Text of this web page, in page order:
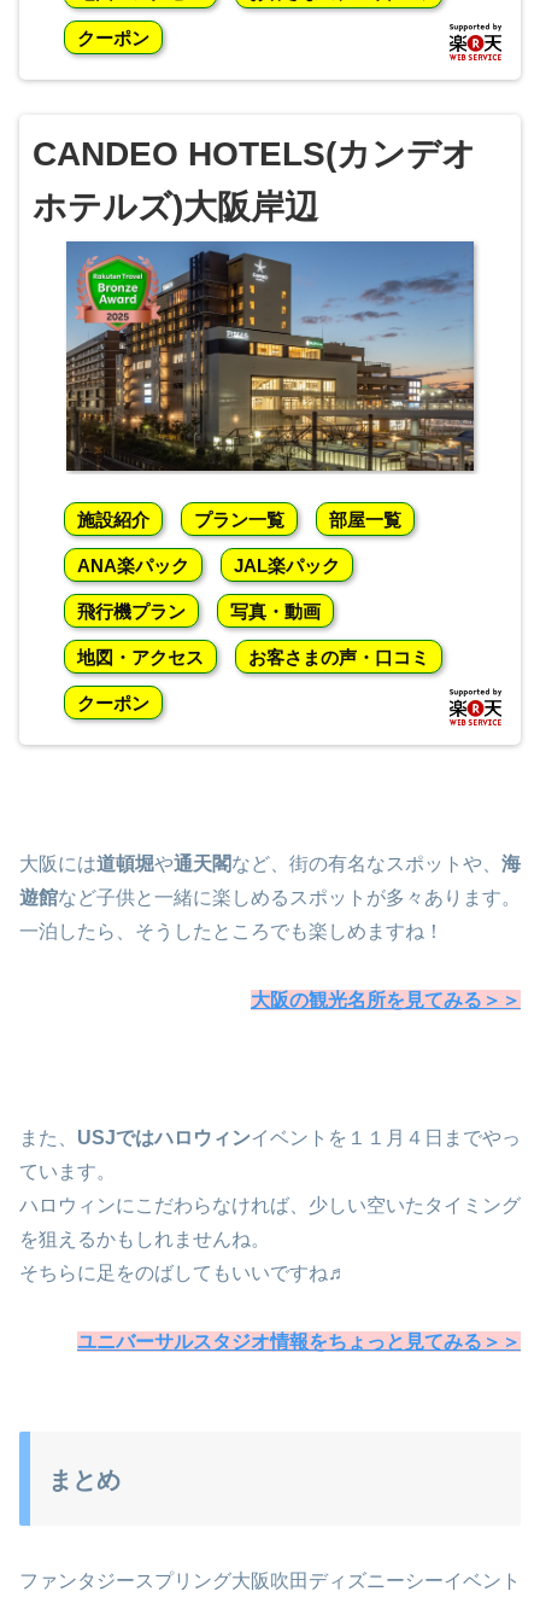
クーポン
CANDEO HOTELS(カンデオ
ホテルズ)大阪岸辺
施設紹介 プラン一覧 部屋一覧
ANA楽パック JAL楽パック
飛行機プラン 写真・動画
地図・アクセス お客さまの声・口コミ
クーポン
大阪には道頓堀や通天閣など、街の有名なスポットや、 海
遊館など子供と一緒に楽しめるスポットが多々あります。
一泊したら、そうしたところでも楽しめますね！
大阪の観光名所を見てみる＞＞
また、 USJではハロウィンイベントを１１月４日までやっ
ています。
ハロウィンにこだわらなければ、少しい空いたタイミング
を狙えるかもしれませんね。
そちらに足をのばしてもいいですね♬
ユニバーサルスタジオ情報をちょっと見てみる＞＞
まとめ
ファンタジースプリング大阪吹田ディズニーシーイベント